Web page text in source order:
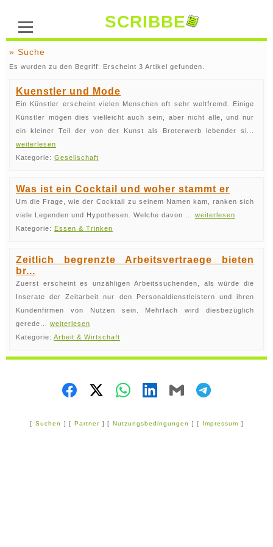
SCRIBBE
» Suche
Es wurden zu den Begriff: Erscheint 3 Artikel gefunden.
Kuenstler und Mode
Ein Künstler erscheint vielen Menschen oft sehr weltfremd. Einige
Künstler mögen dies vielleicht auch sein, aber nicht alle, und nur
ein kleiner Teil der von der Kunst als Broterwerb lebender si...
weiterlesen
Kategorie: Gesellschaft
Was ist ein Cocktail und woher stammt er
Um die Frage, wie der Cocktail zu seinem Namen kam, ranken sich
viele Legenden und Hypothesen. Welche davon ... weiterlesen
Kategorie: Essen & Trinken
Zeitlich begrenzte Arbeitsvertraege bieten
br...
Zuerst erscheint es unzähligen Arbeitssuchenden, als würde die
Inserate der Zeitarbeit nur den Personaldienstleistern und ihren
Kundenfirmen von Nutzen sein. Mehrfach wird diesbezüglich
gerede... weiterlesen
Kategorie: Arbeit & Wirtschaft
[ Suchen ] [ Partner ] [ Nutzungsbedingungen ] [ Impressum ]